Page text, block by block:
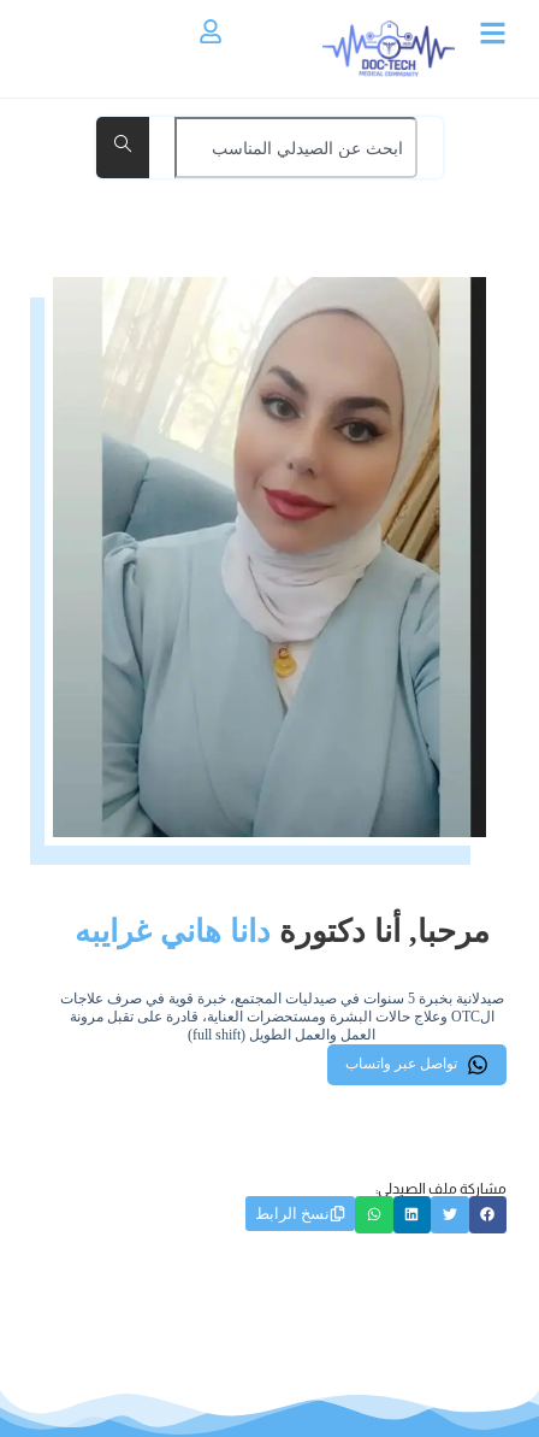
مرحبا, أنا دكتورة دانا هاني غرايبه
صيدلانية بخبرة 5 سنوات في صيدليات المجتمع، خبرة قوية في صرف علاجات
الOTC وعلاج حالات البشرة ومستحضرات العناية، قادرة على تقبل مرونة
العمل والعمل الطويل (full shift)
تواصل عبر واتساب
مشاركة ملف الصيدلي:
نسخ الرابط